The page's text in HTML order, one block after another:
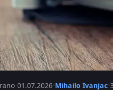
01.07.2026 Mihailo Ivanjac